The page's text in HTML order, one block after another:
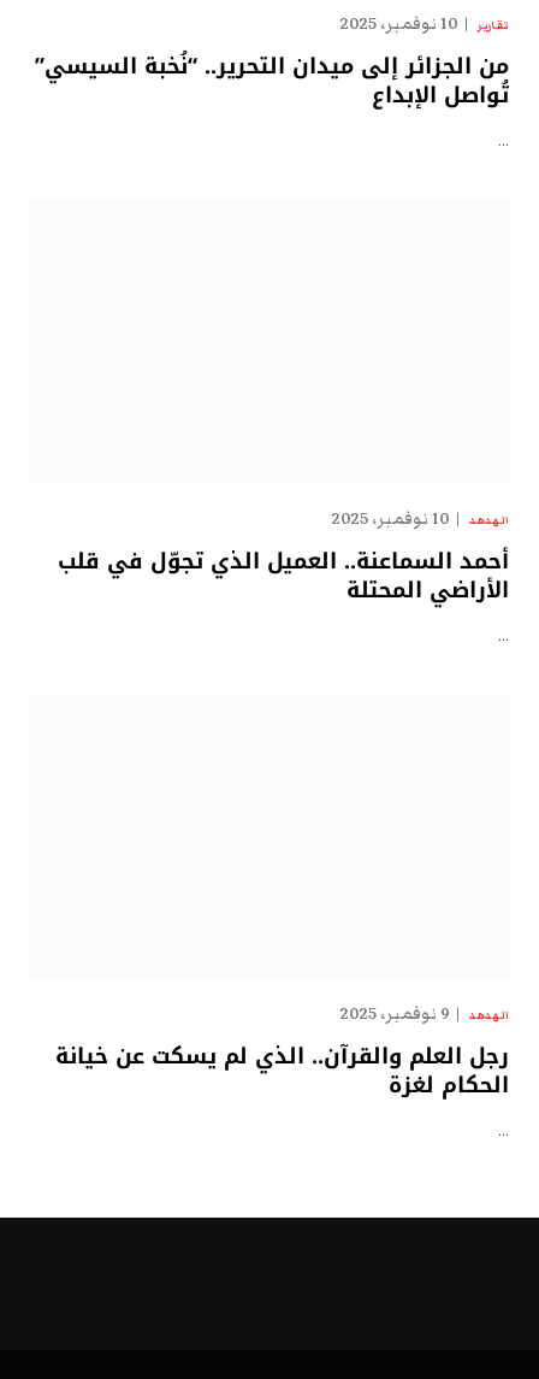
تقارير 10 نوفمبر، 2025
من الجزائر إلى ميدان التحرير.. “نُخبة السيسي”
تُواصل الإبداع
…
الهدهد 10 نوفمبر، 2025
أحمد السماعنة.. العميل الذي تجوّل في قلب
الأراضي المحتلة
…
الهدهد 9 نوفمبر، 2025
رجل العلم والقرآن.. الذي لم يسكت عن خيانة
الحكام لغزة
…